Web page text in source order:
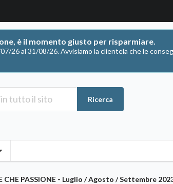
è il momento giusto per risparmiare.
26 al 31/08/26. Avvisiamo la clientela che le
Ricerca
CHE PASSIONE - Luglio / Agosto / Settembre